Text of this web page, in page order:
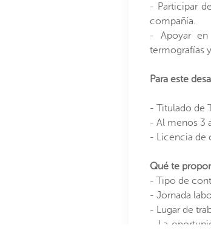
- Participar
compañía.
- Apoyar en
termografías
Para este
- Titulado de
- Al menos 3
- Licencia de
Qué te
- Tipo de
- Jornada
- Lugar de
- La